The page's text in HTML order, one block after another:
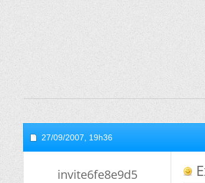
27/09/2007, 19h36
invite6fe8e9d5